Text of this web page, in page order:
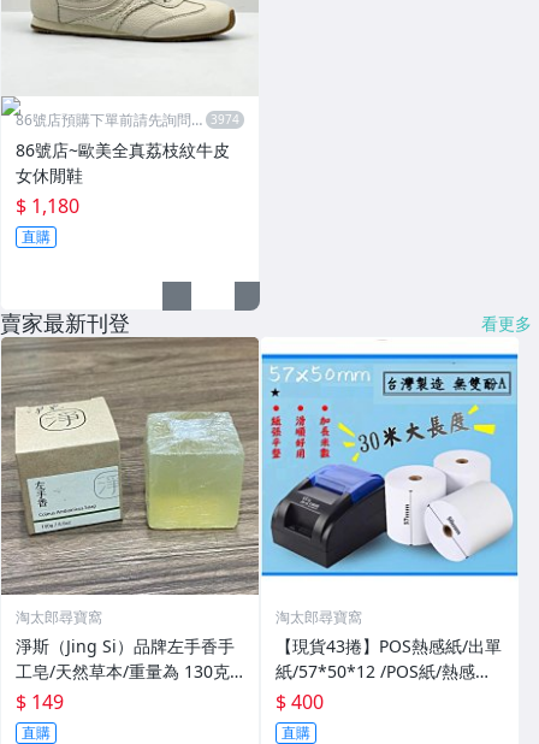
86號店預購下單前請先詢問數
86號店~歐美全真荔枝紋牛皮
女休閒鞋
$ 1,180
直購
賣家最新刊登 看更多
淘太郎尋寶窩
淨斯（Jing Si）品牌左手香手
工皂/天然草本/重量為 130克 /
左手香皂🧼/純天然手工皂
$ 149
直購
淘太郎尋寶窩
【現貨43捲】POS熱感紙/出單
紙/57*50*12 /POS紙/熱感紙/
收據出單紙/高級進口紙/不含
雙酚/字體清晰
$ 400
直購